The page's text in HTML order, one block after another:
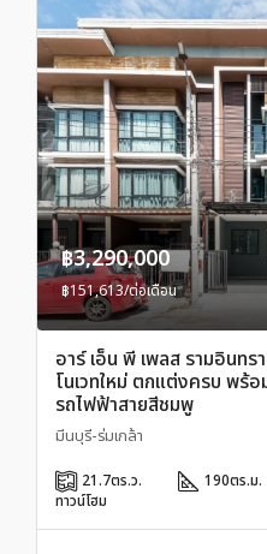
฿3,290,000
฿151,613/ต่อเดือน
อาร์ เอ็น พี เพลส รามอินท
โนเวทใหม่ ตกแต่งครบ พร้
รถไฟฟ้าสายสีชมพู
มีนบุรี-ร่มเกล้า
21.7ตร.ว. 190ตร.ม.
ทาวน์โฮม